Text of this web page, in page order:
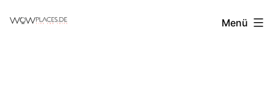
Reiseblog
Menü